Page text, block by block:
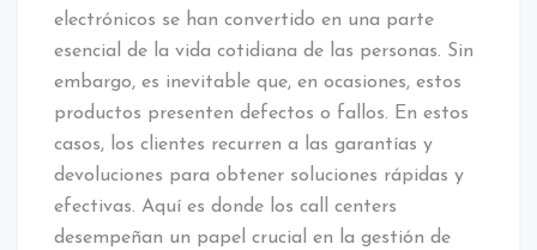
electrónicos se han convertido en una parte
esencial de la vida cotidiana de las personas. Sin
embargo, es inevitable que, en ocasiones, estos
productos presenten defectos o fallos. En estos
casos, los clientes recurren a las garantías y
devoluciones para obtener soluciones rápidas y
efectivas. Aquí es donde los call centers
desempeñan un papel crucial en la gestión de